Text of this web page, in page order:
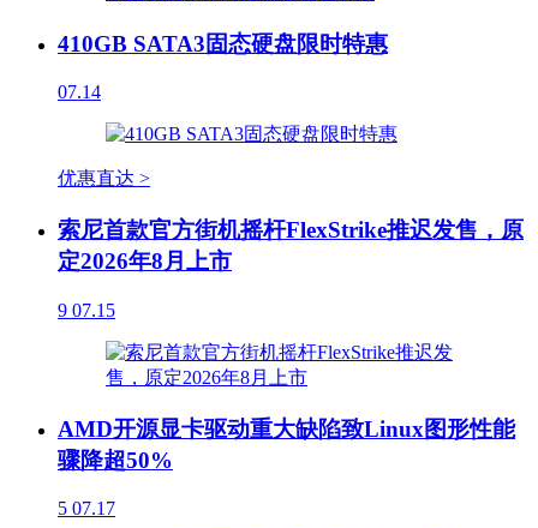
410GB SATA3固态硬盘限时特惠
07.14
优惠直达 >
索尼首款官方街机摇杆FlexStrike推迟发售，原
定2026年8月上市
9 07.15
AMD开源显卡驱动重大缺陷致Linux图形性能
骤降超50%
5 07.17